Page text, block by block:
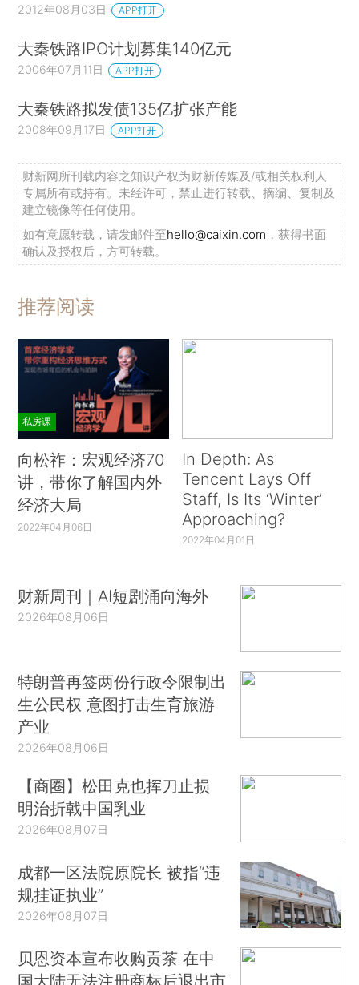
2012年08月03日 APP打开
大秦铁路IPO计划募集140亿元
2006年07月11日 APP打开
大秦铁路拟发债135亿扩张产能
2008年09月17日 APP打开
财新网所刊载内容之知识产权为财新传媒及/或相关权利人
专属所有或持有。未经许可，禁止进行转载、摘编、复制及
建立镜像等任何使用。
如有意愿转载，请发邮件至hello@caixin.com ，获得书面
确认及授权后，方可转载。
推荐阅读
私房课
向松祚：宏观经济70
讲，带你了解国内外
经济大局
2022年04月06日
In Depth: As
Tencent Lays Off
Staff, Is Its ‘Winter’
Approaching?
2022年04月01日
财新周刊｜AI短剧涌向海外
2026年08月06日
特朗普再签两份行政令限制出
生公民权 意图打击生育旅游
产业
2026年08月06日
【商圈】松田克也挥刀止损
明治折戟中国乳业
2026年08月07日
成都一区法院原院长 被指“违
规挂证执业”
2026年08月07日
贝恩资本宣布收购贡茶 在中
国大陆无法注册商标后退出市